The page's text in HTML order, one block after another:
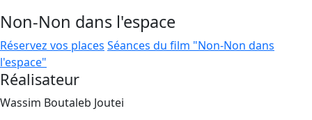
Non-Non dans l'espace
Réservez vos places Séances du film "Non-Non dans
l'espace"
Réalisateur
Wassim Boutaleb Joutei